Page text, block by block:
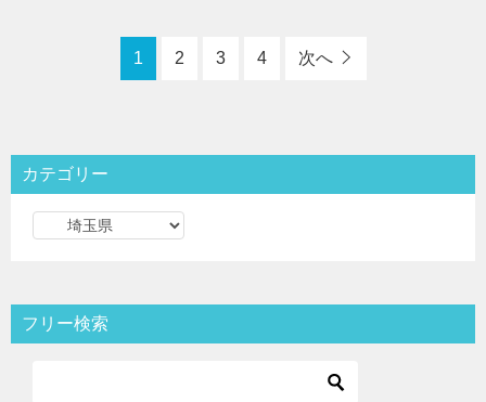
1 2 3 4 次へ
カテゴリー
リ
ー
フリー検索